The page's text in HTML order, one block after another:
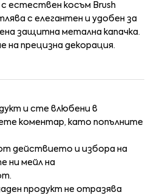
естествен косъм Brush
с елегантен и удобен за
защитна метална капачка.
на прецизна декорация.
и сте влюбени в
коментар, като попълните
действието и избора на
ни мейл на
.
продукт не отразява